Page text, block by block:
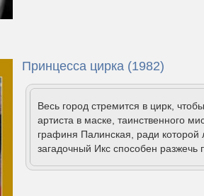
Принцесса цирка (1982)
Весь город стремится в цирк,
артиста в маске, таинственного
графиня Палинская, ради
загадочный Икс способен